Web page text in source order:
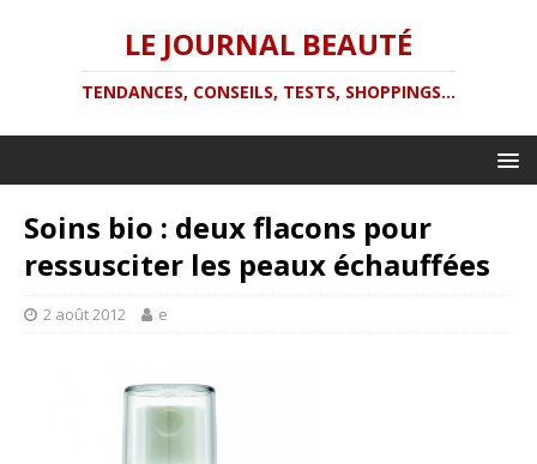
LE JOURNAL BEAUTÉ
TENDANCES, CONSEILS, TESTS, SHOPPINGS...
Soins bio : deux flacons pour
ressusciter les peaux échauffées
2 août 2012 e